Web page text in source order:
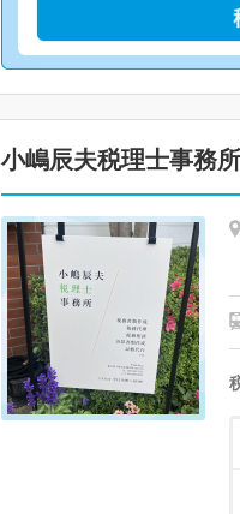
小嶋辰夫税理士事務所